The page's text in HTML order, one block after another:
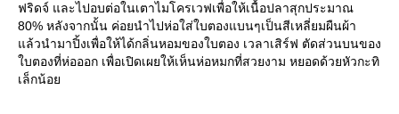
ฟริดจ์ และไปอบต่อในเตาไมโครเวฟเพื่อให้เนื้อปลาสุกประมาณ
80% หลังจากนั้น ค่อยนำไปห่อใส่ใบตองแบนๆเป็นสีเหลี่ยมผืนผ้า
แล้วนำมาปิ้งเพื่อให้ได้กลิ่นหอมของใบตอง เวลาเสิร์ฟ ตัดส่วนบนของ
ใบตองที่ห่อออก เพื่อเปิดเผยให้เห็นห่อหมกที่สวยงาม หยอดด้วยหัวกะทิ
เล็กน้อย